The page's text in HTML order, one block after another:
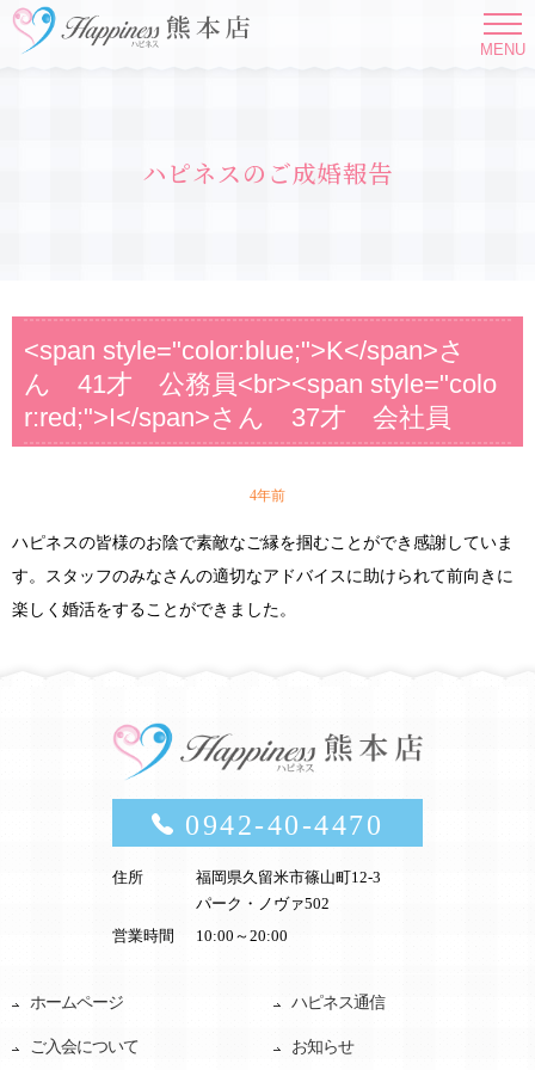
MENU
ハピネスのご成婚報告
<span style="color:blue;">K</span>さ
ん 41才 公務員<br><span style="colo
r:red;">I</span>さん 37才 会社員
4年前
ハピネスの皆様のお陰で素敵なご縁を掴むことができ感謝していま
す。スタッフのみなさんの適切なアドバイスに助けられて前向きに
楽しく婚活をすることができました。
0942-40-4470
住所
福岡県久留米市篠山町12-3
パーク・ノヴァ502
営業時間
10:00～20:00
ホームページ
ご入会について
ハピネス通信
お知らせ